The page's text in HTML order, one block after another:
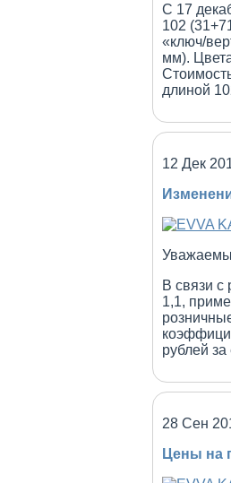
С 17
102
«ключ/
мм).
длиной
12 Дек
В связи
1,1,
рублей
28 Сен
Цены на